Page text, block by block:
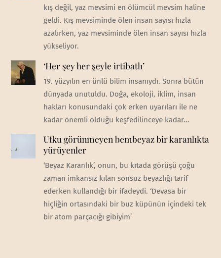
kış değil, yaz mevsimi en ölümcül mevsim haline
geldi. Kış mevsiminde ölen insan sayısı hızla
azalırken, yaz mevsiminde ölen insan sayısı hızla
yükseliyor.
‘Her şey her şeyle irtibatlı’
19. yüzyılın en ünlü bilim insanıydı. Sonra bütün
dünyada unutuldu. Doğa, ekoloji, iklim, insan
hakları konusundaki çok erken uyarıları ile ne
kadar önemli olduğu keşfedilinceye kadar...
Ufku görünmeyen bembeyaz bir karanlıkta
yürüyenler
‘Beyaz Karanlık’, onun, bu kıtada görüşü çoğu
zaman imkansız kılan sonsuz beyazlığı tarif
ederken kullandığı bir ifadeydi. ‘Devasa bir
hiçliğin ortasındaki bir buz küpünün içindeki tek
bir atom parçacığı gibiyim’